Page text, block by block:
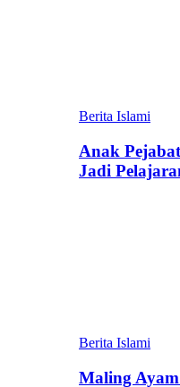
Berita Islami
Anak
Jadi
Berita Islami
Maling